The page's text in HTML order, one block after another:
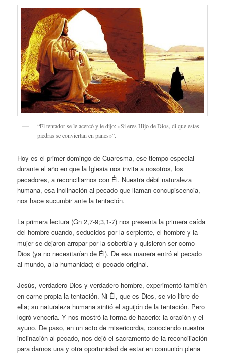
“El tentador se le acercó y le dijo: «Si eres Hijo de Dios, di que estas
piedras se conviertan en panes»”.
Hoy es el primer domingo de Cuaresma, ese tiempo especial
durante el año en que la Iglesia nos invita a nosotros, los
pecadores, a reconciliarnos con Él. Nuestra débil naturaleza
humana, esa inclinación al pecado que llaman concupiscencia,
nos hace sucumbir ante la tentación.
La primera lectura (Gn 2,7-9;3,1-7) nos presenta la primera caída
del hombre cuando, seducidos por la serpiente, el hombre y la
mujer se dejaron arropar por la soberbia y quisieron ser como
Dios (ya no necesitarían de Él). De esa manera entró el pecado
al mundo, a la humanidad; el pecado original.
Jesús, verdadero Dios y verdadero hombre, experimentó también
en carne propia la tentación. Ni Él, que es Dios, se vio libre de
ella; su naturaleza humana sintió el aguijón de la tentación. Pero
logró vencerla. Y nos mostró la forma de hacerlo: la oración y el
ayuno. De paso, en un acto de misericordia, conociendo nuestra
inclinación al pecado, nos dejó el sacramento de la reconciliación
para darnos una y otra oportunidad de estar en comunión plena